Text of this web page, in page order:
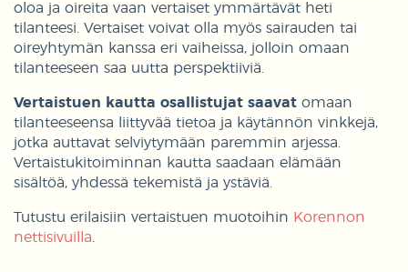
oloa ja oireita vaan vertaiset ymmärtävät heti
tilanteesi. Vertaiset voivat olla myös sairauden tai
oireyhtymän kanssa eri vaiheissa, jolloin omaan
tilanteeseen saa uutta perspektiiviä.
Vertaistuen kautta osallistujat saavat omaan
tilanteeseensa liittyvää tietoa ja käytännön vinkkejä,
jotka auttavat selviytymään paremmin arjessa.
Vertaistukitoiminnan kautta saadaan elämään
sisältöä, yhdessä tekemistä ja ystäviä.
Tutustu erilaisiin vertaistuen muotoihin Korennon
nettisivuilla